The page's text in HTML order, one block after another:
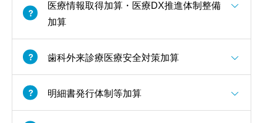
医療情報取得加算・医療DX推進体制整備
加算
歯科外来診療医療安全対策加算
明細書発行体制等加算